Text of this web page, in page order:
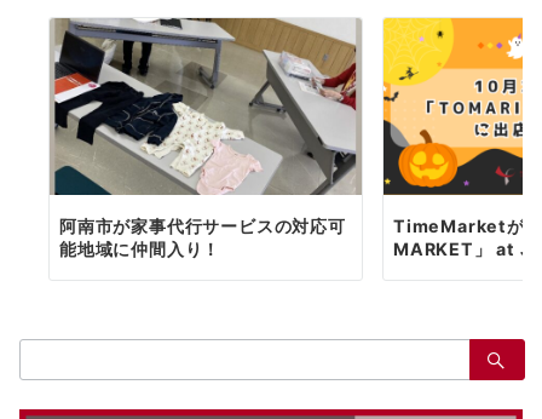
阿南市が家事代行サービスの対応可
能地域に仲間入り！
TimeMarketが
MARKET」 at
索：